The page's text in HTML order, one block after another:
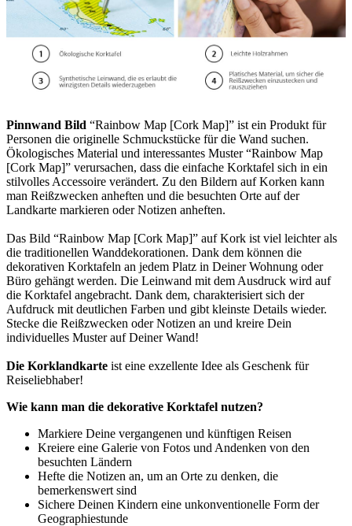
Pinnwand Bild “Rainbow Map [Cork Map]” ist ein Produkt für
Personen die originelle Schmuckstücke für die Wand suchen.
Ökologisches Material und interessantes Muster “Rainbow Map
[Cork Map]” verursachen, dass die einfache Korktafel sich in ein
stilvolles Accessoire verändert. Zu den Bildern auf Korken kann
man Reißzwecken anheften und die besuchten Orte auf der
Landkarte markieren oder Notizen anheften.
Das Bild “Rainbow Map [Cork Map]” auf Kork ist viel leichter als
die traditionellen Wanddekorationen. Dank dem können die
dekorativen Korktafeln an jedem Platz in Deiner Wohnung oder
Büro gehängt werden. Die Leinwand mit dem Ausdruck wird auf
die Korktafel angebracht. Dank dem, charakterisiert sich der
Aufdruck mit deutlichen Farben und gibt kleinste Details wieder.
Stecke die Reißzwecken oder Notizen an und kreire Dein
individuelles Muster auf Deiner Wand!
Die Korklandkarte ist eine exzellente Idee als Geschenk für
Reiseliebhaber!
Wie kann man die dekorative Korktafel nutzen?
Markiere Deine vergangenen und künftigen Reisen
Kreiere eine Galerie von Fotos und Andenken von den
besuchten Ländern
Hefte die Notizen an, um an Orte zu denken, die
bemerkenswert sind
Sichere Deinen Kindern eine unkonventionelle Form der
Geographiestunde